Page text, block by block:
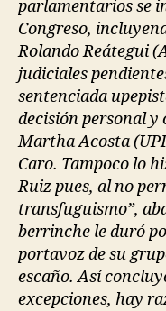
parlamentarios se
Congreso,
Rolando Reátegui
judiciales
sentenciada
decisión personal y
Martha Acosta
Caro. Tampoco lo
Ruiz pues, al no
transfuguismo”,
berrinche le duró
portavoz de su
escaño. Así
excepciones, hay